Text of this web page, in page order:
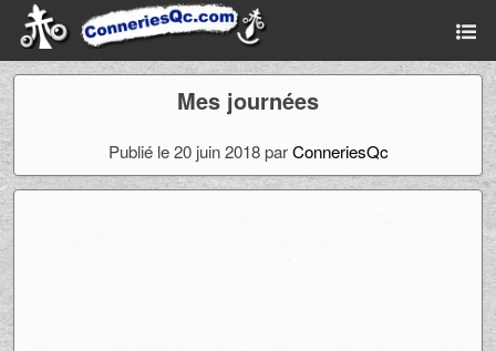
Mes journées
Publié le 20 juin 2018 parConneriesQc